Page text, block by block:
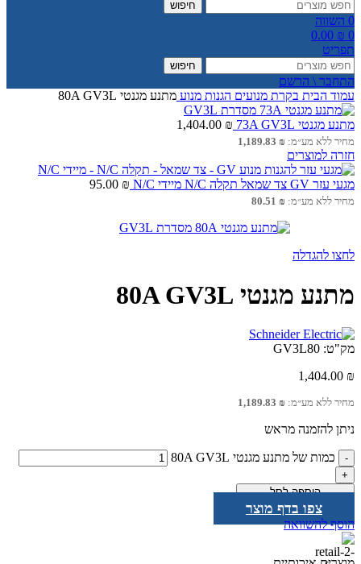
חיפוש
0 השווה
0
0.00 ₪
תפריט
חיפוש
התחבר \ הרשם
עמוד הבית בקרת מנועים הגנות מנוע מתנע מגנטי 80A GV3L
מתנע מגנטי 73A GV3L 1,404.00 ₪
מחיר ללא מע״מ: 1,189.83 ₪
חזרה למוצרים
מגעי עזר GV צד שמאל תקלה N/C מיידי N/C 95.00 ₪
מחיר ללא מע״מ: 80.51 ₪
לחצו להגדלה
מתנע מגנטי 80A GV3L
מק"ט: GV3L80
1,404.00 ₪
מחיר ללא מע״מ: 1,189.83 ₪
ניתן להזמנה מראש
כמות של מתנע מגנטי 80A GV3L
הוספה לסל
צפו בדף מוצר
הוסף להשוואה